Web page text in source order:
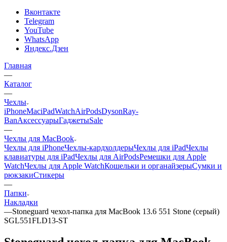
Вконтакте
Telegram
YouTube
WhatsApp
Яндекс.Дзен
Главная
—
Каталог
—
Чехлы
iPhoneMaciPadWatchAirPodsDysonRay-
BanАксессуарыГаджетыSale
—
Чехлы для MacBook
Чехлы для iPhoneЧехлы-кардхолдерыЧехлы для iPadЧехлы
клавиатуры для iPadЧехлы для AirPodsРемешки для Apple
WatchЧехлы для Apple WatchКошельки и органайзерыСумки и
рюкзакиСтикеры
—
Папки
Накладки
—Stoneguard чехол-папка для MacBook 13.6 551 Stone (серый)
SGL551FLD13-ST